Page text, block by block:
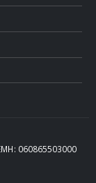
060865503000